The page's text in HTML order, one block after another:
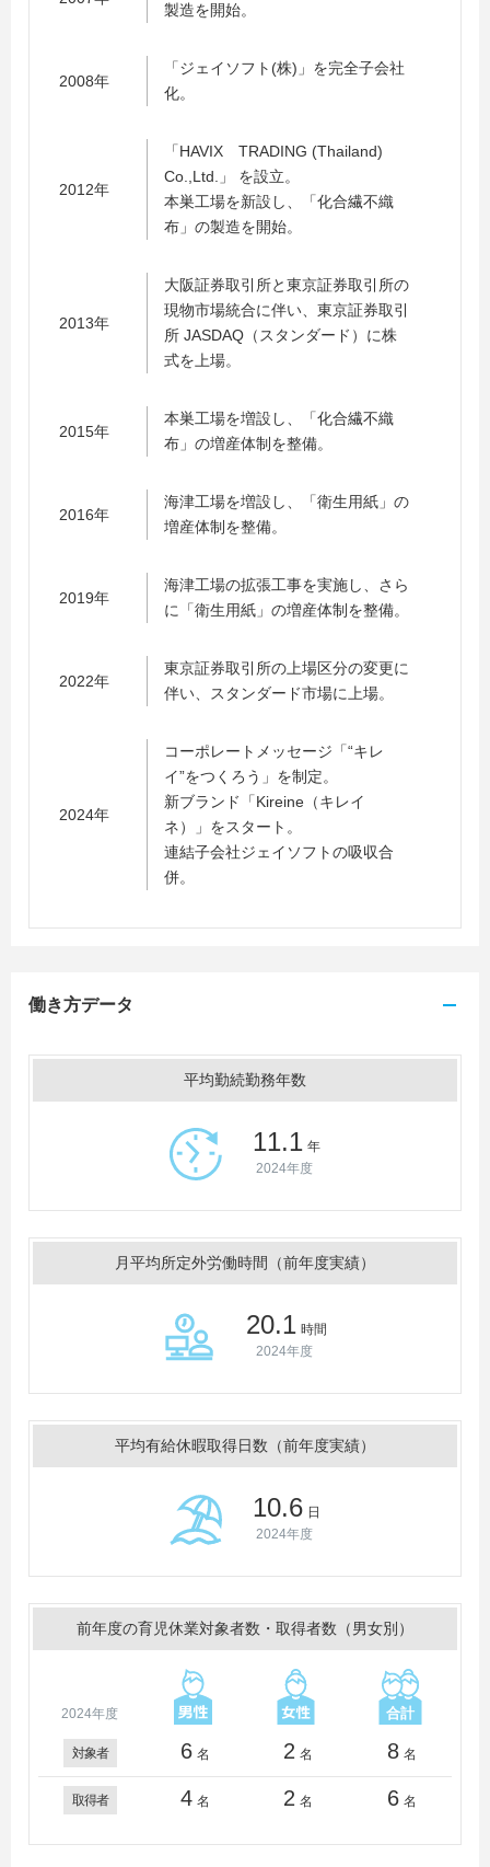
製造を開始。
2008年
「ジェイソフト(株)」を完全子会社
化。
2012年
「HAVIX TRADING (Thailand)
Co.,Ltd.」 を設立。
本巣工場を新設し、「化合繊不織
布」の製造を開始。
2013年
大阪証券取引所と東京証券取引所の
現物市場統合に伴い、東京証券取引
所 JASDAQ（スタンダード）に株
式を上場。
2015年
本巣工場を増設し、「化合繊不織
布」の増産体制を整備。
2016年
海津工場を増設し、「衛生用紙」の
増産体制を整備。
2019年
海津工場の拡張工事を実施し、さら
に「衛生用紙」の増産体制を整備。
2022年
東京証券取引所の上場区分の変更に
伴い、スタンダード市場に上場。
2024年
コーポレートメッセージ「“キレ
イ”をつくろう」を制定。
新ブランド「Kireine（キレイ
ネ）」をスタート。
連結子会社ジェイソフトの吸収合
併。
働き方データ
平均勤続勤務年数
11.1 年
2024年度
月平均所定外労働時間（前年度実績）
20.1 時間
2024年度
平均有給休暇取得日数（前年度実績）
10.6 日
2024年度
前年度の育児休業対象者数・取得者数（男女別）
2024年度
対象者 6 名 2 名 8 名
取得者 4 名 2 名 6 名